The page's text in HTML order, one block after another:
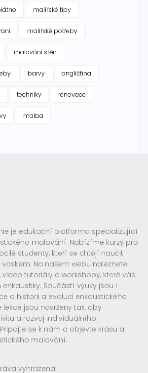
malířské tipy
malířské potřeby
malování stěn
barvy angličtina
techniky renovace
malba
je edukační platforma specializující
malování. Nabízíme kurzy pro
studenty, kteří se chtějí naučit
Na našem webu naleznete
tutoriály a workshopy, které vás
Součástí výuky jsou i
o historii a evoluci enkaustického
lekce jsou navrženy tak, aby
a rozvoj individuálního
se k nám a objevte krásu a
malování.
vyhrazena.